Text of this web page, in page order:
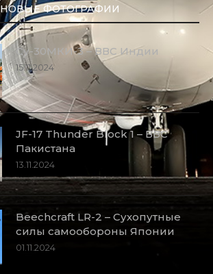
НОВЫЕ ФОТОГРАФИИ
Су-30МКИ-3 – ВВС Индии
15.11.2024
JF-17 Thunder Block 1 – ВВС
Пакистана
13.11.2024
Beechcraft LR-2 – Сухопутные
силы самообороны Японии
01.11.2024